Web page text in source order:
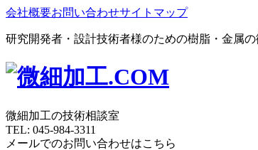
会社概要お問い合わせサイトマップ
研究開発者・設計技術者様のための樹脂・金属
微細加工の技術相談室
TEL: 045-984-3311
メールでのお問い合わせはこちら